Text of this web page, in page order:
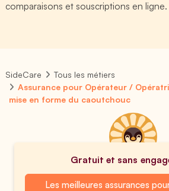
comparaisons et souscriptions en ligne.
SideCare
Tous les métiers
Assurance pour Opérateur /
mise en forme du caoutchouc
Gratuit et sans
Les meilleures assurances